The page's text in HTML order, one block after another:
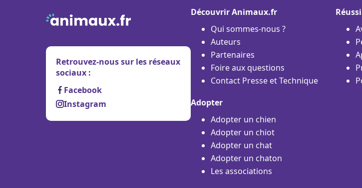
Retrouvez-nous sur les réseaux
sociaux :
Facebook
Instagram
Découvrir Animaux.fr
Qui sommes-nous ?
Auteurs
Partenaires
Foire aux questions
Contact Presse et Technique
Adopter
Adopter un chien
Adopter un chiot
Adopter un chat
Adopter un chaton
Les associations